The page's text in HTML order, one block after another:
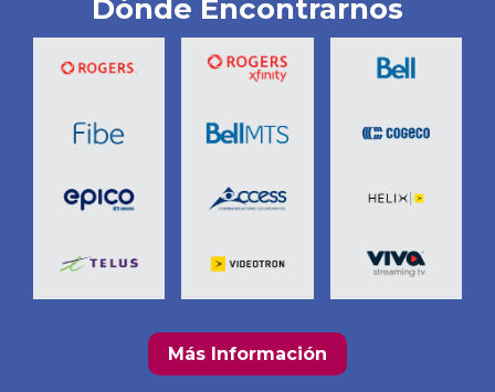
Dónde Encontrarnos
Más Información